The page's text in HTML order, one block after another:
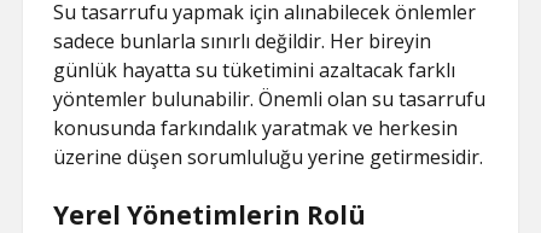
Su tasarrufu yapmak için alınabilecek önlemler
sadece bunlarla sınırlı değildir. Her bireyin
günlük hayatta su tüketimini azaltacak farklı
yöntemler bulunabilir. Önemli olan su tasarrufu
konusunda farkındalık yaratmak ve herkesin
üzerine düşen sorumluluğu yerine getirmesidir.
Yerel Yönetimlerin Rolü